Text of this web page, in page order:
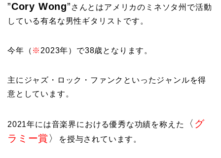
”Cory Wong” さんとはアメリカのミネソタ州で活動
している有名な男性ギタリストです。
今年（ ※ 2023年）で38歳となります。
主にジャズ・ロック・ファンクといったジャンルを得
意としています。
2021年には音楽界における優秀な功績を称えた 〈 グ
ラミー賞 〉 を授与されています。